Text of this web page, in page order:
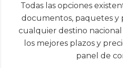
Todas las opciones
documentos, paquetes y
cualquier destino
los mejores plazos y
panel de